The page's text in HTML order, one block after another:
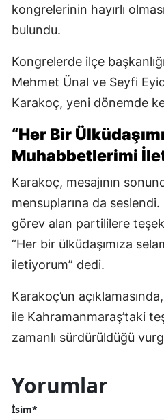
kongrelerinin hayırlı
bulundu.
Kongrelerde ilçe
Mehmet Ünal ve Seyfi
Karakoç, yeni dönemde
“Her Bir
Muhabbetlerimi
Karakoç, mesajının
mensuplarına da
görev alan partililere
“Her bir ülküdaşımıza
iletiyorum” dedi.
Karakoç’un
ile Kahramanmaraş’taki
zamanlı sürdürüldüğü
Yorumlar
İsim*